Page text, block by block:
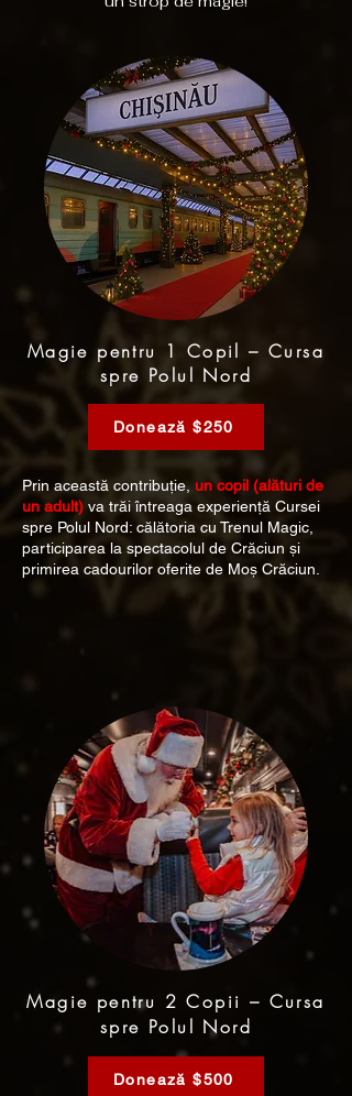
Magie pentru 1 Copil – Cursa
spre Polul Nord
Donează $250
Prin această contribuție, un copil (alături de
un adult) va trăi întreaga experiență Cursei
spre Polul Nord: călătoria cu Trenul Magic,
participarea la spectacolul de Crăciun și
primirea cadourilor oferite de Moș Crăciun.
Magie pentru 2 Copii – Cursa
spre Polul Nord
Donează $500